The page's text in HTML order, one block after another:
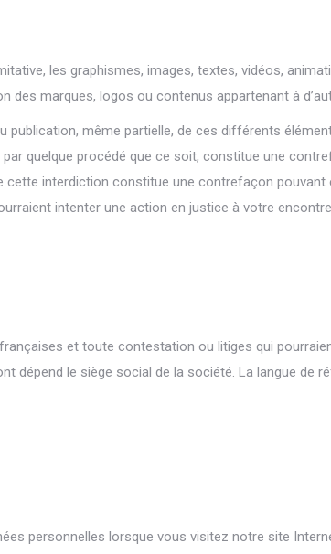
les graphismes, images, textes, vidéos,
des marques, logos ou contenus appartenant à
même partielle, de ces différents
quelque procédé que ce soit, constitue une
interdiction constitue une contrefaçon pouvant
intenter une action en justice à votre
et toute contestation ou litiges qui
dépend le siège social de la société. La langue de
personnelles lorsque vous visitez notre site